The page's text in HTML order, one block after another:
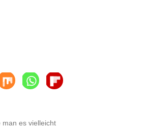
man es vielleicht